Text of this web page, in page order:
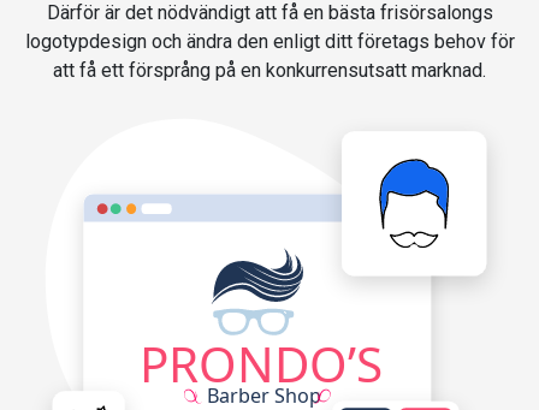
Därför är det nödvändigt att få en bästa frisörsalongs
logotypdesign och ändra den enligt ditt företags behov för
att få ett försprång på en konkurrensutsatt marknad.